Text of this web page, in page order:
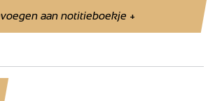
aan notitieboekje+